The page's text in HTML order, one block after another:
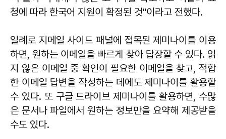
청에 따라 한국어 지원이 확정된 것"이라고 전했다.
일례로 지메일 사이드 패널에 접목된 제미나이를 이용
하면, 원하는 이메일을 빠르게 찾아 답장할 수 있다. 읽
지 않은 이메일 중 확인이 필요한 이메일을 찾고, 적합
한 이메일 답변을 작성하는 데에도 제미나이를 활용할
수 있다. 또 구글 드라이브 제미나이를 활용하면, 수많
은 문서나 파일에서 원하는 정보만을 요약해 제공받을
수도 있다.